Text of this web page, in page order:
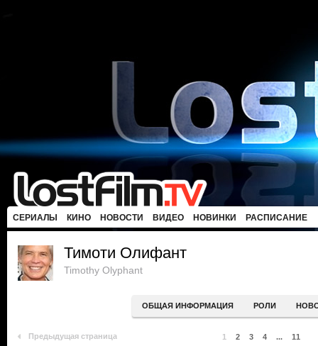
СЕРИАЛЫ КИНО НОВОСТИ ВИДЕО НОВИНКИ РАСПИСАНИЕ
Тимоти Олифант
Timothy Olyphant
ОБЩАЯ ИНФОРМАЦИЯ РОЛИ
Предыдущая страница 1 2 3 4 ... 11